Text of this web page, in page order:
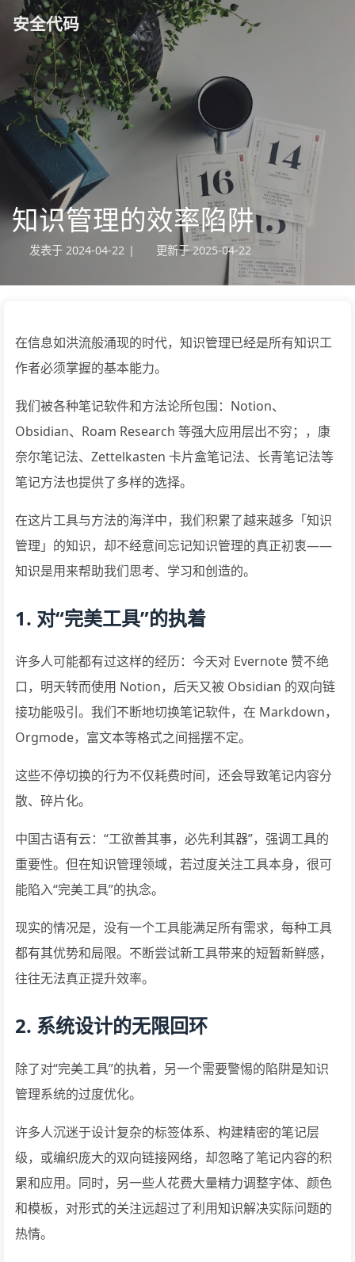
安全代码
知识管理的效率陷阱
发表于 2024-04-22 | 更新于 2025-04-22
在信息如洪流般涌现的时代，知识管理已经是所有知识工
作者必须掌握的基本能力。
我们被各种笔记软件和方法论所包围：Notion、
Obsidian、Roam Research 等强大应用层出不穷；，康
奈尔笔记法、Zettelkasten 卡片盒笔记法、长青笔记法等
笔记方法也提供了多样的选择。
在这片工具与方法的海洋中，我们积累了越来越多「知识
管理」的知识，却不经意间忘记知识管理的真正初衷——
知识是用来帮助我们思考、学习和创造的。
1. 对“完美工具”的执着
许多人可能都有过这样的经历：今天对 Evernote 赞不绝
口，明天转而使用 Notion，后天又被 Obsidian 的双向链
接功能吸引。我们不断地切换笔记软件，在 Markdown，
Orgmode，富文本等格式之间摇摆不定。
这些不停切换的行为不仅耗费时间，还会导致笔记内容分
散、碎片化。
中国古语有云：“工欲善其事，必先利其器”，强调工具的
重要性。但在知识管理领域，若过度关注工具本身，很可
能陷入“完美工具”的执念。
现实的情况是，没有一个工具能满足所有需求，每种工具
都有其优势和局限。不断尝试新工具带来的短暂新鲜感，
往往无法真正提升效率。
2. 系统设计的无限回环
除了对“完美工具”的执着，另一个需要警惕的陷阱是知识
管理系统的过度优化。
许多人沉迷于设计复杂的标签体系、构建精密的笔记层
级，或编织庞大的双向链接网络，却忽略了笔记内容的积
累和应用。同时，另一些人花费大量精力调整字体、颜色
和模板，对形式的关注远超过了利用知识解决实际问题的
热情。